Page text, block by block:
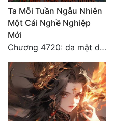
Xuyên Không
Xuyên Nhanh
Xuyên Thư
Điền Văn
Đô Thị
Ta Mỗi Tuần Ngẫu Nhiên
Một Cái Nghề Nghiệp
Mới
Chương 4720: da mặt dày